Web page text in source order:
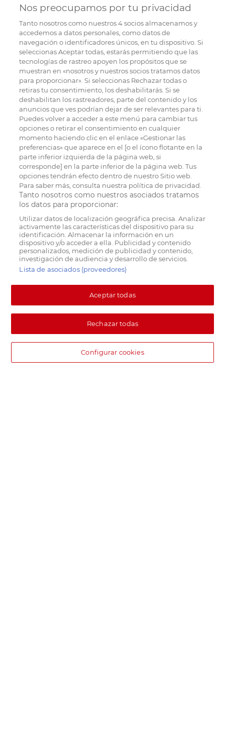
Nos preocupamos por tu privacidad
Tanto nosotros como nuestros4socios almacenamos y
accedemos a datos personales, como datos de
navegación o identificadores únicos, en tu dispositivo. Si
seleccionas Aceptar todas, estarás permitiendo que las
tecnologías de rastreo apoyen los propósitos que se
muestran en «nosotros y nuestros socios tratamos datos
para proporcionar». Si seleccionas Rechazar todas o
retiras tu consentimiento, los deshabilitarás. Si se
deshabilitan los rastreadores, parte del contenido y los
anuncios que ves podrían dejar de ser relevantes para ti.
Puedes volver a acceder a este menú para cambiar tus
opciones o retirar el consentimiento en cualquier
momento haciendo clic en el enlace «Gestionar las
preferencias» que aparece en el [o el ícono flotante en la
parte inferior izquierda de la página web, si
corresponde] en la parte inferior de la página web. Tus
opciones tendrán efecto dentro de nuestro Sitio web.
Para saber más, consulta nuestra política de privacidad.
Tanto nosotros como nuestros asociados tratamos
los datos para proporcionar:
Utilizar datos de localización geográfica precisa. Analizar
activamente las características del dispositivo para su
identificación. Almacenar la información en un
dispositivo y/o acceder a ella. Publicidad y contenido
personalizados, medición de publicidad y contenido,
investigación de audiencia y desarrollo de servicios.
Lista de asociados (proveedores)
Aceptar todas
Rechazar todas
Configurar cookies